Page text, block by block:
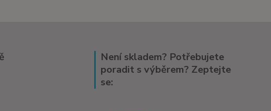
Není skladem? Potřebujete
poradit s výběrem? Zeptejte
se: